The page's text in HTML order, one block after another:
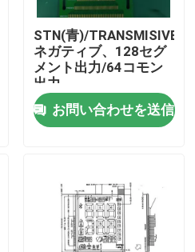
STN(青)/TRANSMISIVE/
ネガティブ、128セグ
メント出力/64コモン
出力
お問い合わせを送信